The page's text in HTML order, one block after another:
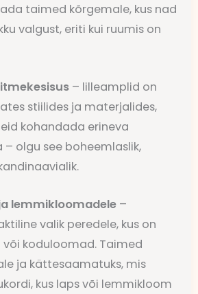
taimed kõrgemale, kus nad
valgust, eriti kui ruumis on
– lilleamplid on
stiilides ja materjalides,
kohandada erineva
– olgu see boheemlaslik,
lemmikloomadele –
valik peredele, kus on
või koduloomad. Taimed
ja kättesaamatuks, mis
kus laps või lemmikloom